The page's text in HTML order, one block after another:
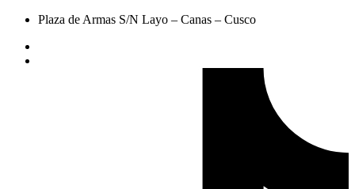
Plaza de Armas S/N Layo – Canas – Cusco